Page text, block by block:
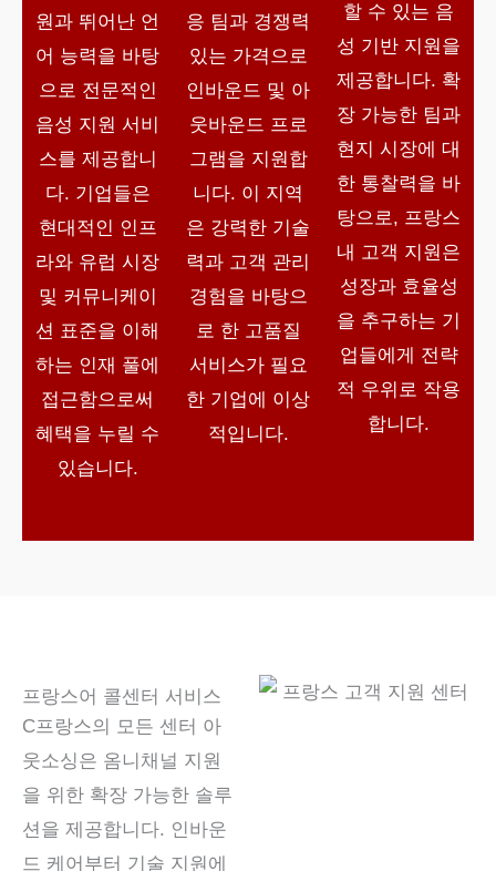
원과 뛰어난 언
어 능력을 바탕
으로 전문적인
음성 지원 서비
스를 제공합니
다. 기업들은
현대적인 인프
라와 유럽 시장
및 커뮤니케이
션 표준을 이해
하는 인재 풀에
접근함으로써
혜택을 누릴 수
있습니다.
응 팀과 경쟁력
있는 가격으로
인바운드 및 아
웃바운드 프로
그램을 지원합
니다. 이 지역
은 강력한 기술
력과 고객 관리
경험을 바탕으
로 한 고품질
서비스가 필요
한 기업에 이상
적입니다.
할 수 있는 음
성 기반 지원을
제공합니다. 확
장 가능한 팀과
현지 시장에 대
한 통찰력을 바
탕으로, 프랑스
내 고객 지원은
성장과 효율성
을 추구하는 기
업들에게 전략
적 우위로 작용
합니다.
프랑스어 콜센터 서비스
C프랑스의 모든 센터 아
웃소싱은 옴니채널 지원
을 위한 확장 가능한 솔루
션을 제공합니다. 인바운
드 케어부터 기술 지원에